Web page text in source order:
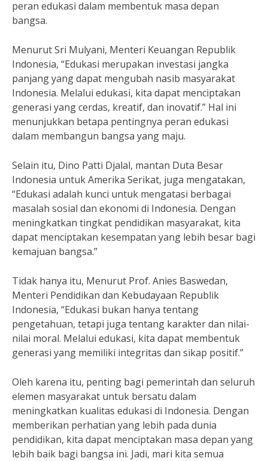
peran edukasi dalam membentuk masa depan
bangsa.
Menurut Sri Mulyani, Menteri Keuangan Republik
Indonesia, “Edukasi merupakan investasi jangka
panjang yang dapat mengubah nasib masyarakat
Indonesia. Melalui edukasi, kita dapat menciptakan
generasi yang cerdas, kreatif, dan inovatif.” Hal ini
menunjukkan betapa pentingnya peran edukasi
dalam membangun bangsa yang maju.
Selain itu, Dino Patti Djalal, mantan Duta Besar
Indonesia untuk Amerika Serikat, juga mengatakan,
“Edukasi adalah kunci untuk mengatasi berbagai
masalah sosial dan ekonomi di Indonesia. Dengan
meningkatkan tingkat pendidikan masyarakat, kita
dapat menciptakan kesempatan yang lebih besar bagi
kemajuan bangsa.”
Tidak hanya itu, Menurut Prof. Anies Baswedan,
Menteri Pendidikan dan Kebudayaan Republik
Indonesia, “Edukasi bukan hanya tentang
pengetahuan, tetapi juga tentang karakter dan nilai-
nilai moral. Melalui edukasi, kita dapat membentuk
generasi yang memiliki integritas dan sikap positif.”
Oleh karena itu, penting bagi pemerintah dan seluruh
elemen masyarakat untuk bersatu dalam
meningkatkan kualitas edukasi di Indonesia. Dengan
memberikan perhatian yang lebih pada dunia
pendidikan, kita dapat menciptakan masa depan yang
lebih baik bagi bangsa ini. Jadi, mari kita semua